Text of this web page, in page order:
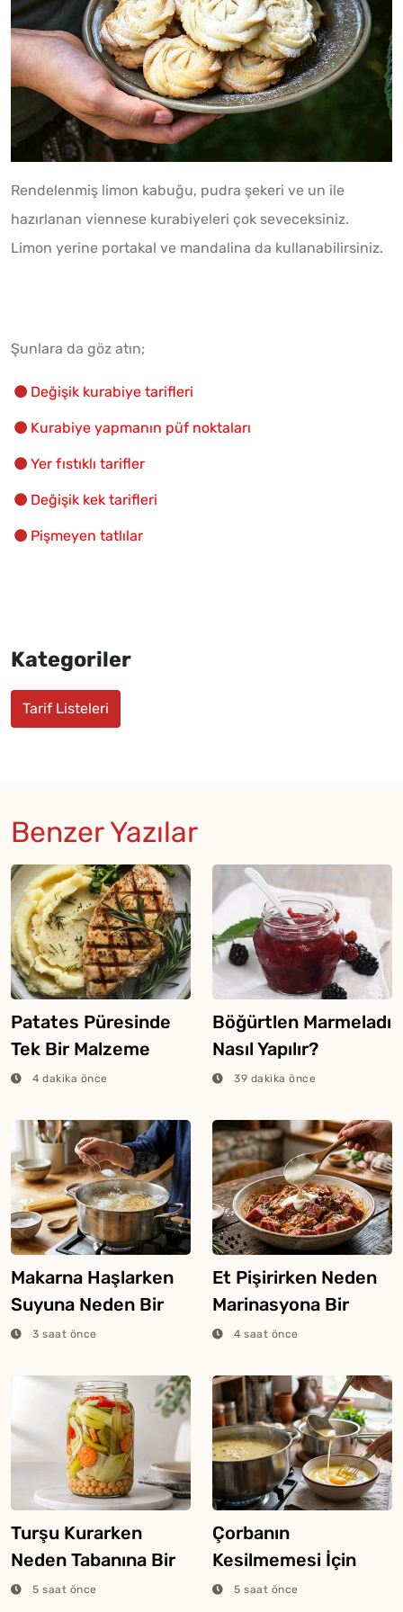
Rendelenmiş limon kabuğu, pudra şekeri ve un ile
hazırlanan viennese kurabiyeleri çok seveceksiniz.
Limon yerine portakal ve mandalina da kullanabilirsiniz.
Şunlara da göz atın;
Değişik kurabiye tarifleri
Kurabiye yapmanın püf noktaları
Yer fıstıklı tarifler
Değişik kek tarifleri
Pişmeyen tatlılar
Kategoriler
Tarif Listeleri
Benzer Yazılar
Patates Püresinde
Tek Bir Malzeme
Lezzeti İkiye
4 dakika önce
Böğürtlen Marmeladı
Nasıl Yapılır?
39 dakika önce
Makarna Haşlarken
Suyuna Neden Bir
Yemek Kaşığı Tuz
3 saat önce
Et Pişirirken Neden
Marinasyona Bir
Kaşık Yoğurt Eklenir?
4 saat önce
Turşu Kurarken
Neden Tabanına Bir
Avuç Nohut Atılır?
5 saat önce
Çorbanın
Kesilmemesi İçin
Neden Bir Yumurta
5 saat önce